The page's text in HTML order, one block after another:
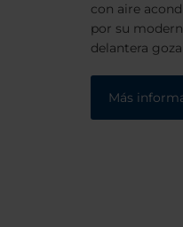
con aire
por su
delantera
Más